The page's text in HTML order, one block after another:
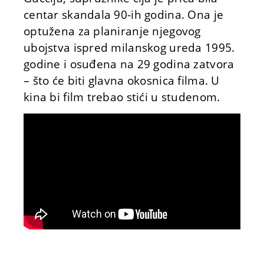
centar skandala 90-ih godina. Ona je
optužena za planiranje njegovog
ubojstva ispred milanskog ureda 1995.
godine i osuđena na 29 godina zatvora
– što će biti glavna okosnica filma. U
kina bi film trebao stići u studenom.